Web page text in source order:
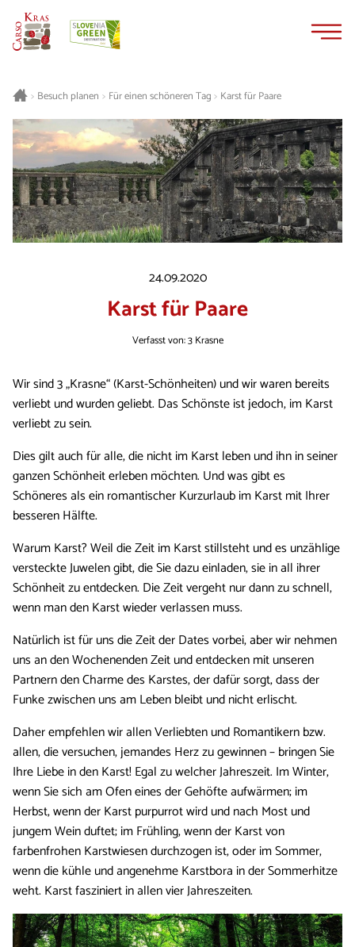
> Besuch planen > Für einen schöneren Tag > Karst für Paare
24.09.2020
Karst für Paare
Verfasst von: 3 Krasne
Wir sind 3 „Krasne“ (Karst-Schönheiten) und wir waren bereits
verliebt und wurden geliebt. Das Schönste ist jedoch, im Karst
verliebt zu sein.
Dies gilt auch für alle, die nicht im Karst leben und ihn in seiner
ganzen Schönheit erleben möchten. Und was gibt es
Schöneres als ein romantischer Kurzurlaub im Karst mit Ihrer
besseren Hälfte.
Warum Karst? Weil die Zeit im Karst stillsteht und es unzählige
versteckte Juwelen gibt, die Sie dazu einladen, sie in all ihrer
Schönheit zu entdecken. Die Zeit vergeht nur dann zu schnell,
wenn man den Karst wieder verlassen muss.
Natürlich ist für uns die Zeit der Dates vorbei, aber wir nehmen
uns an den Wochenenden Zeit und entdecken mit unseren
Partnern den Charme des Karstes, der dafür sorgt, dass der
Funke zwischen uns am Leben bleibt und nicht erlischt.
Daher empfehlen wir allen Verliebten und Romantikern bzw.
allen, die versuchen, jemandes Herz zu gewinnen – bringen Sie
Ihre Liebe in den Karst! Egal zu welcher Jahreszeit. Im Winter,
wenn Sie sich am Ofen eines der Gehöfte aufwärmen; im
Herbst, wenn der Karst purpurrot wird und nach Most und
jungem Wein duftet; im Frühling, wenn der Karst von
farbenfrohen Karstwiesen durchzogen ist, oder im Sommer,
wenn die kühle und angenehme Karstbora in der Sommerhitze
weht. Karst fasziniert in allen vier Jahreszeiten.